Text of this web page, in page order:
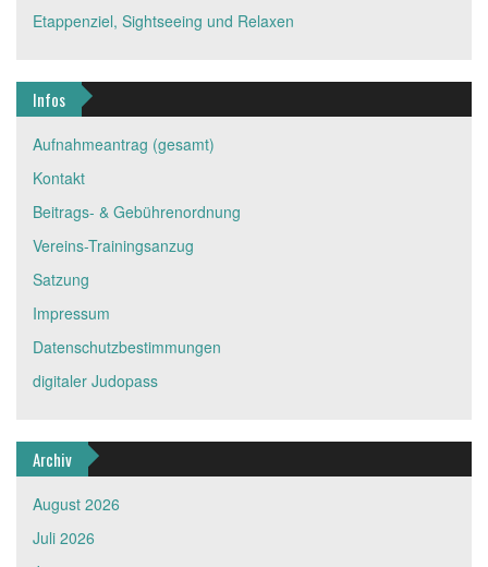
Etappenziel, Sightseeing und Relaxen
Infos
Aufnahmeantrag (gesamt)
Kontakt
Beitrags- & Gebührenordnung
Vereins-Trainingsanzug
Satzung
Impressum
Datenschutzbestimmungen
digitaler Judopass
Archiv
August 2026
Juli 2026